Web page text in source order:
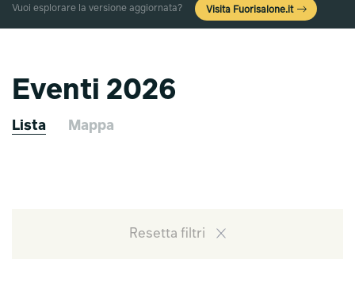
Vuoi esplorare la versione aggiornata? Visita Fuorisalone.it
Eventi 2026
Lista Mappa
Resetta filtri